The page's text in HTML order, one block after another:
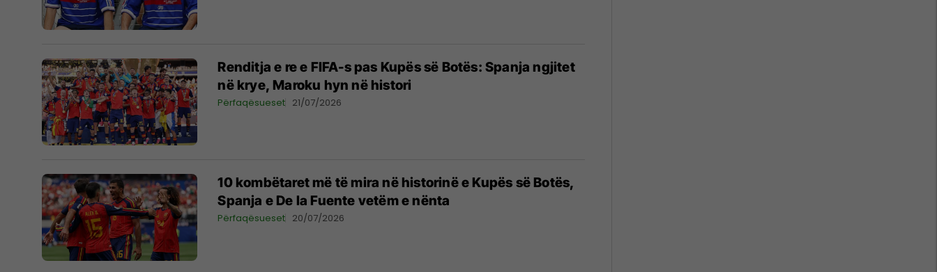
Renditja e re e FIFA-s pas Kupës së Botës: Spanja ngjitet
në krye, Maroku hyn në histori
Përfaqësueset 21/07/2026
10 kombëtaret më të mira në historinë e Kupës së Botës,
Spanja e De la Fuente vetëm e nënta
Përfaqësueset 20/07/2026